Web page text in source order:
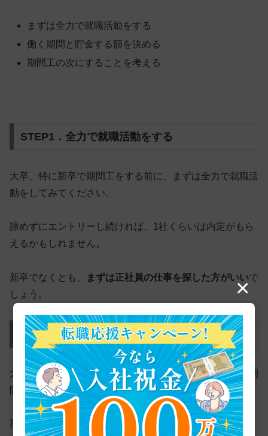
まずは全力で就職活動をする
働く期間と貯金する額を決める
期間工の次にすることを考える
STEP1．全力で就職活動をする
大卒、特に新卒で期間工をする前に、まずは全力で就職活
動をしてみてください。
諦めずにエントリーし続ければ、1社くらいは内定がもら
えるかもしれません。
新卒でなくとも、 まずは正社員の仕事を探した方がいいで
しょう。
STEP2．働く期間と貯金する額を決める
大卒で期間工をするときは、メーカーを選ぶ前に「働く期
間と貯金する額」を決めましょう。
期間工は未経験でもとにかく稼げる仕事ですが、それは
×